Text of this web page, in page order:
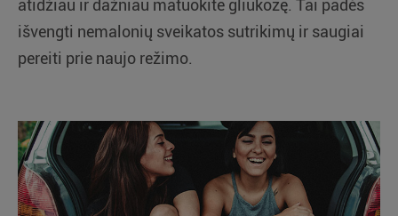
atidžiau ir dažniau matuokite gliukozę. Tai padės
išvengti nemalonių sveikatos sutrikimų ir saugiai
pereiti prie naujo režimo.